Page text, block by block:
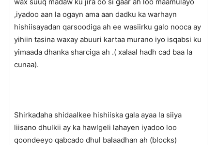
,iyadoo aan la ogayn ama aan dadku ka warhayn
hishiisayadan qarsoodiga ah ee wasiirku galo nooca ay
yihiin tasina waxay abuuri kartaa murano iyo isqabsi ku
yimaada dhanka sharciga ah .( xalaal hadh cad baa la
cunaa).
Shirkadaha shidaalkee hishiiska gala ayaa la siiya
liisano dhulkii ay ka hawlgeli lahayen iyadoo loo
qoondeeyo qabcado dhul balaadhan ah (blocks)